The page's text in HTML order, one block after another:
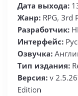
Дата выхода:
Жанр: RPG, 3rd
Разработчик:
Интерфейс:
Озвучка:
Тип издания:
Версия: v
Edition